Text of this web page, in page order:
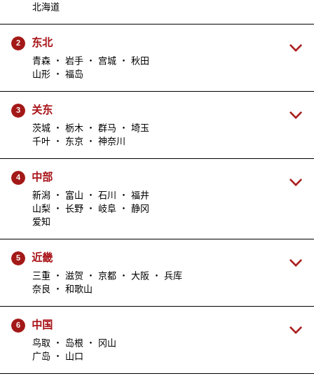
北海道
2 东北
青森 ・ 岩手 ・ 宫城 ・ 秋田
山形 ・ 福岛
3 关东
茨城 ・ 栃木 ・ 群马 ・ 埼玉
千叶 ・ 东京 ・ 神奈川
4 中部
新潟 ・ 富山 ・ 石川 ・ 福井
山梨 ・ 长野 ・ 岐阜 ・ 静冈
爱知
5 近畿
三重 ・ 滋贺 ・ 京都 ・ 大阪 ・ 兵库
奈良 ・ 和歌山
6 中国
鸟取 ・ 岛根 ・ 冈山
广岛 ・ 山口